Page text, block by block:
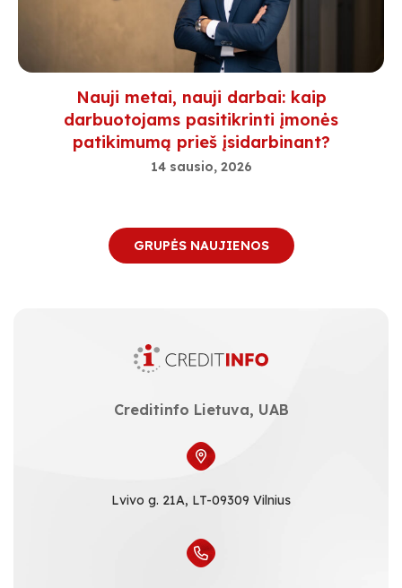
Nauji metai, nauji darbai: kaip
darbuotojams pasitikrinti įmonės
patikimumą prieš įsidarbinant?
14 sausio, 2026
GRUPĖS NAUJIENOS
Creditinfo Lietuva, UAB
Lvivo g. 21A, LT-09309 Vilnius